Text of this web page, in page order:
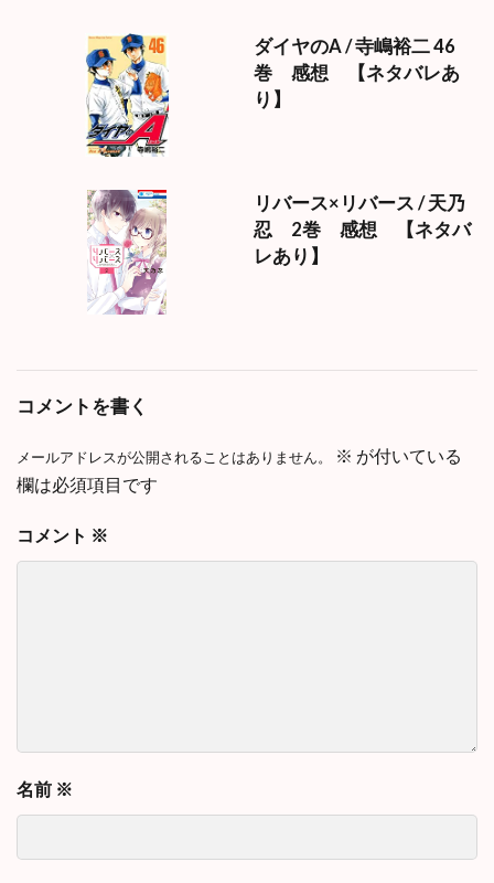
ダイヤのA / 寺嶋裕二 46
巻 感想 【ネタバレあ
り】
リバース×リバース / 天乃
忍 2巻 感想 【ネタバ
レあり】
コメントを書く
メールアドレスが公開されることはありません。 ※ が付いている
欄は必須項目です
コメント ※
名前 ※